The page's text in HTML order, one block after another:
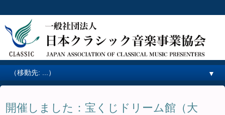
▼
開催しました：宝くじドリーム館（大